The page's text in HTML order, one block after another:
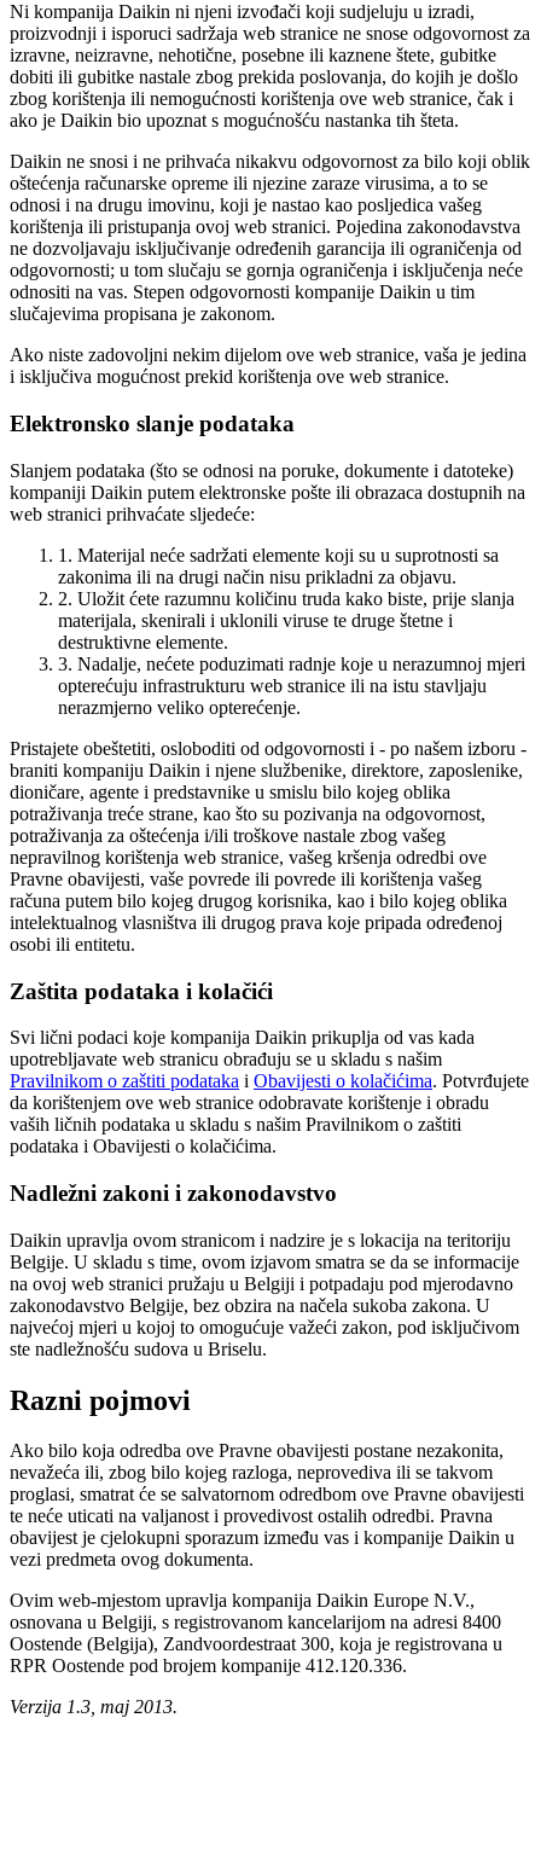
Ni kompanija Daikin ni njeni izvođači koji sudjeluju u izradi,
proizvodnji i isporuci sadržaja web stranice ne snose odgovornost za
izravne, neizravne, nehotične, posebne ili kaznene štete, gubitke
dobiti ili gubitke nastale zbog prekida poslovanja, do kojih je došlo
zbog korištenja ili nemogućnosti korištenja ove web stranice, čak i
ako je Daikin bio upoznat s mogućnošću nastanka tih šteta.
Daikin ne snosi i ne prihvaća nikakvu odgovornost za bilo koji oblik
oštećenja računarske opreme ili njezine zaraze virusima, a to se
odnosi i na drugu imovinu, koji je nastao kao posljedica vašeg
korištenja ili pristupanja ovoj web stranici. Pojedina zakonodavstva
ne dozvoljavaju isključivanje određenih garancija ili ograničenja od
odgovornosti; u tom slučaju se gornja ograničenja i isključenja neće
odnositi na vas. Stepen odgovornosti kompanije Daikin u tim
slučajevima propisana je zakonom.
Ako niste zadovoljni nekim dijelom ove web stranice, vaša je jedina
i isključiva mogućnost prekid korištenja ove web stranice.
Elektronsko slanje podataka
Slanjem podataka (što se odnosi na poruke, dokumente i datoteke)
kompaniji Daikin putem elektronske pošte ili obrazaca dostupnih na
web stranici prihvaćate sljedeće:
1. Materijal neće sadržati elemente koji su u suprotnosti sa
zakonima ili na drugi način nisu prikladni za objavu.
2. Uložit ćete razumnu količinu truda kako biste, prije slanja
materijala, skenirali i uklonili viruse te druge štetne i
destruktivne elemente.
3. Nadalje, nećete poduzimati radnje koje u nerazumnoj mjeri
opterećuju infrastrukturu web stranice ili na istu stavljaju
nerazmjerno veliko opterećenje.
Pristajete obeštetiti, osloboditi od odgovornosti i - po našem izboru -
braniti kompaniju Daikin i njene službenike, direktore, zaposlenike,
dioničare, agente i predstavnike u smislu bilo kojeg oblika
potraživanja treće strane, kao što su pozivanja na odgovornost,
potraživanja za oštećenja i/ili troškove nastale zbog vašeg
nepravilnog korištenja web stranice, vašeg kršenja odredbi ove
Pravne obavijesti, vaše povrede ili povrede ili korištenja vašeg
računa putem bilo kojeg drugog korisnika, kao i bilo kojeg oblika
intelektualnog vlasništva ili drugog prava koje pripada određenoj
osobi ili entitetu.
Zaštita podataka i kolačići
Svi lični podaci koje kompanija Daikin prikuplja od vas kada
upotrebljavate web stranicu obrađuju se u skladu s našim
Pravilnikom o zaštiti podataka i Obavijesti o kolačićima. Potvrđujete
da korištenjem ove web stranice odobravate korištenje i obradu
vaših ličnih podataka u skladu s našim Pravilnikom o zaštiti
podataka i Obavijesti o kolačićima.
Nadležni zakoni i zakonodavstvo
Daikin upravlja ovom stranicom i nadzire je s lokacija na teritoriju
Belgije. U skladu s time, ovom izjavom smatra se da se informacije
na ovoj web stranici pružaju u Belgiji i potpadaju pod mjerodavno
zakonodavstvo Belgije, bez obzira na načela sukoba zakona. U
najvećoj mjeri u kojoj to omogućuje važeći zakon, pod isključivom
ste nadležnošću sudova u Briselu.
Razni pojmovi
Ako bilo koja odredba ove Pravne obavijesti postane nezakonita,
nevažeća ili, zbog bilo kojeg razloga, neprovediva ili se takvom
proglasi, smatrat će se salvatornom odredbom ove Pravne obavijesti
te neće uticati na valjanost i provedivost ostalih odredbi. Pravna
obavijest je cjelokupni sporazum između vas i kompanije Daikin u
vezi predmeta ovog dokumenta.
Ovim web-mjestom upravlja kompanija Daikin Europe N.V.,
osnovana u Belgiji, s registrovanom kancelarijom na adresi 8400
Oostende (Belgija), Zandvoordestraat 300, koja je registrovana u
RPR Oostende pod brojem kompanije 412.120.336.
Verzija 1.3, maj 2013.